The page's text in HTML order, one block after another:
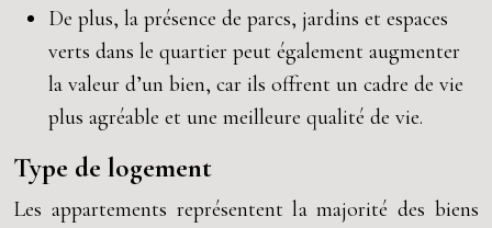
De plus, la présence de parcs, jardins et espaces
verts dans le quartier peut également augmenter
la valeur d’un bien, car ils offrent un cadre de vie
plus agréable et une meilleure qualité de vie.
Type de logement
Les appartements représentent la majorité des biens